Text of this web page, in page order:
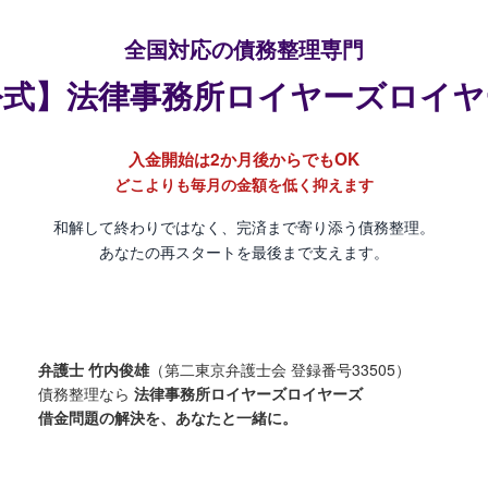
全国対応の債務整理専門
】法律事務所ロイヤーズロイ
入金開始は2か月後からでもOK
どこよりも毎月の金額を低く抑えます
和解して終わりではなく、完済まで寄り添う債務整理。
あなたの再スタートを最後まで支えます。
弁護士 竹内俊雄（第二東京弁護士会 登録番号33505）
債務整理なら法律事務所ロイヤーズロイヤーズ
借金問題の解決を、あなたと一緒に。